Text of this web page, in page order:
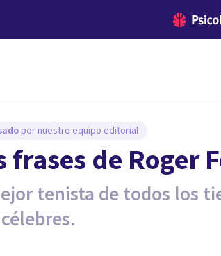
por nuestro equipo editorial
frases de Roger
tenista de todos los